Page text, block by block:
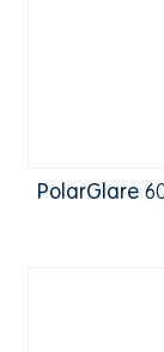
PolarGlare